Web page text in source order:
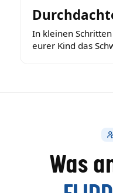
In kleinen
eurer Kind das
Was